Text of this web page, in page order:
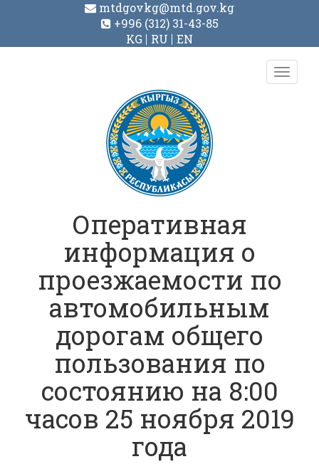
mtdgovkg@mtd.gov.kg
+996 (312) 31-43-85
KG
RU EN
Toggle
Оперативная
информация о
проезжаемости по
автомобильным
дорогам общего
пользования по
состоянию на 8:00
часов 25 ноября 2019
года